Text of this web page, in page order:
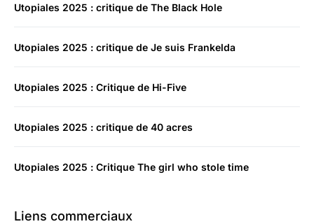
Utopiales 2025 : critique de The Black Hole
Utopiales 2025 : critique de Je suis Frankelda
Utopiales 2025 : Critique de Hi-Five
Utopiales 2025 : critique de 40 acres
Utopiales 2025 : Critique The girl who stole time
Liens commerciaux